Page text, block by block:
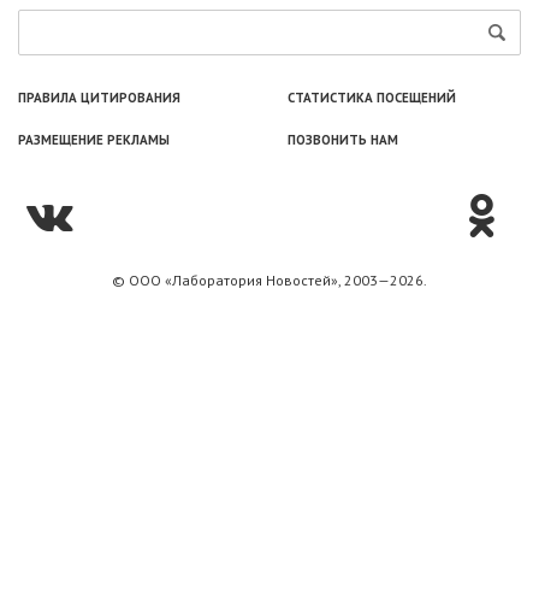
ПРАВИЛА ЦИТИРОВАНИЯ СТАТИСТИКА ПОСЕЩЕНИЙ
РАЗМЕЩЕНИЕ РЕКЛАМЫ ПОЗВОНИТЬ НАМ
© ООО «Лаборатория Новоcтей», 2003—2026.